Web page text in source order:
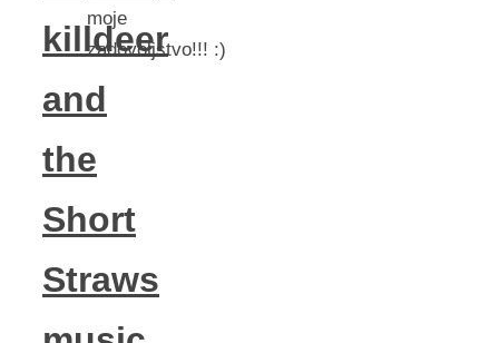
killdeer
and
the
Short
Straws
moje
zadovoljstvo!!! :)